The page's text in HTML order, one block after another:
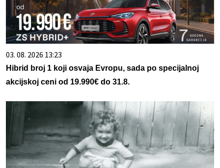
03. 08. 2026 13:23
Hibrid broj 1 koji osvaja Evropu, sada po specijalnoj
akcijskoj ceni od 19.990€ do 31.8.